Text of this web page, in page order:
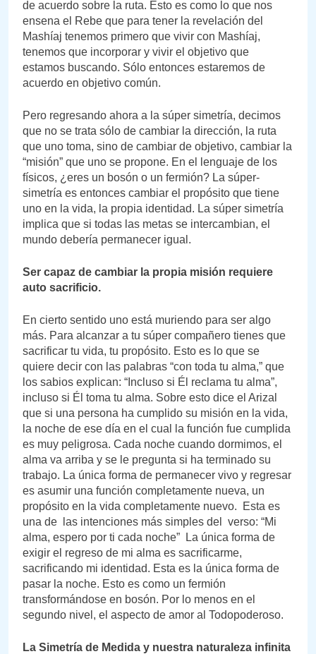
de acuerdo sobre la ruta. Esto es como lo que nos
ensena el Rebe que para tener la revelación del
Mashíaj tenemos primero que vivir con Mashíaj,
tenemos que incorporar y vivir el objetivo que
estamos buscando. Sólo entonces estaremos de
acuerdo en objetivo común.
Pero regresando ahora a la súper simetría, decimos
que no se trata sólo de cambiar la dirección, la ruta
que uno toma, sino de cambiar de objetivo, cambiar la
“misión” que uno se propone. En el lenguaje de los
físicos, ¿eres un bosón o un fermión? La súper-
simetría es entonces cambiar el propósito que tiene
uno en la vida, la propia identidad. La súper simetría
implica que si todas las metas se intercambian, el
mundo debería permanecer igual.
Ser capaz de cambiar la propia misión requiere
auto sacrificio.
En cierto sentido uno está muriendo para ser algo
más. Para alcanzar a tu súper compañero tienes que
sacrificar tu vida, tu propósito. Esto es lo que se
quiere decir con las palabras “con toda tu alma,” que
los sabios explican: “Incluso si Él reclama tu alma”,
incluso si Él toma tu alma. Sobre esto dice el Arizal
que si una persona ha cumplido su misión en la vida,
la noche de ese día en el cual la función fue cumplida
es muy peligrosa. Cada noche cuando dormimos, el
alma va arriba y se le pregunta si ha terminado su
trabajo. La única forma de permanecer vivo y regresar
es asumir una función completamente nueva, un
propósito en la vida completamente nuevo. Esta es
una de las intenciones más simples del verso: “Mi
alma, espero por ti cada noche” La única forma de
exigir el regreso de mi alma es sacrificarme,
sacrificando mi identidad. Esta es la única forma de
pasar la noche. Esto es como un fermión
transformándose en bosón. Por lo menos en el
segundo nivel, el aspecto de amor al Todopoderoso.
La Simetría de Medida y nuestra naturaleza infinita